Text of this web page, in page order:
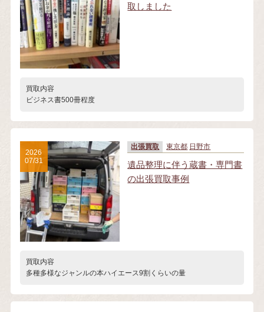
取しました
買取内容
ビジネス書500冊程度
出張買取 東京都 日野市
遺品整理に伴う蔵書・専門書
の出張買取事例
買取内容
多種多様なジャンルの本ハイエース9割くらいの量
2026
07/31